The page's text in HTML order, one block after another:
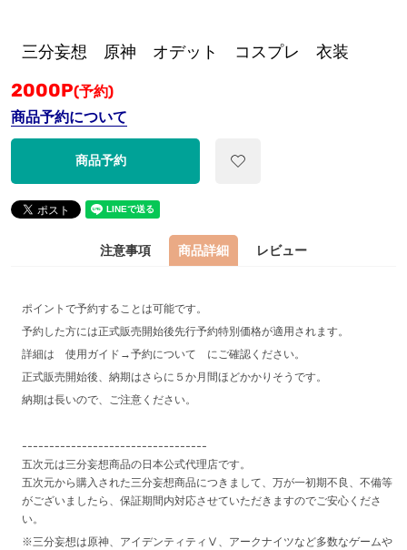
三分妄想 原神 オデット コスプレ 衣装
2000P(予約)
商品予約について
商品予約
注意事項 商品詳細 レビュー
ポイントで予約することは可能です。
予約した方には正式販売開始後先行予約特別価格が適用されます。
詳細は 使用ガイド→予約について にご確認ください。
正式販売開始後、納期はさらに５か月間ほどかかりそうです。
納期は長いので、ご注意ください。
----------------------------------
五次元は三分妄想商品の日本公式代理店です。
五次元から購入された三分妄想商品につきまして、万が一初期不良、不備等
がございましたら、保証期間内対応させていただきますのでご安心くださ
い。
※三分妄想は原神、アイデンティティⅤ、アークナイツなど多数なゲームや